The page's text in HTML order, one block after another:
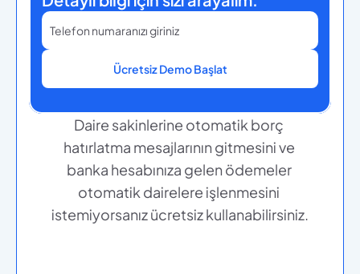
Ücretsiz Demo Başlat
Daire sakinlerine otomatik borç
hatırlatma mesajlarının gitmesini ve
banka hesabınıza gelen ödemeler
otomatik dairelere işlenmesini
istemiyorsanız ücretsiz kullanabilirsiniz.